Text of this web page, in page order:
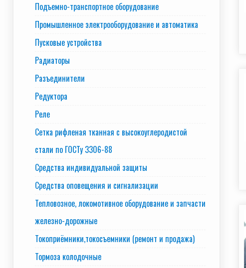
Подъемно-транспортное оборудование
Промышленное электрооборудование и автоматика
Пусковые устройства
Радиаторы
Разъединители
Редуктора
Реле
Сетка рифленая тканная с высокоуглеродистой
стали по ГОСТу 3306-88
Средства индивидуальной защиты
Средства оповещения и сигнализации
Тепловозное, локомотивное оборудование и запчасти
железно-дорожные
Токоприёмники,токосъемники (ремонт и продажа)
Тормоза колодочные